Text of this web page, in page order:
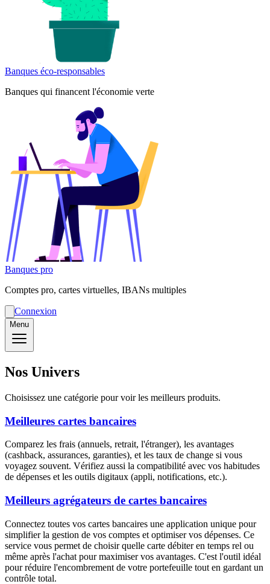
Banques éco-responsables
Banques qui financent l'économie verte
Banques pro
Comptes pro, cartes virtuelles, IBANs multiples
Connexion
Menu
Nos Univers
Choisissez une catégorie pour voir les meilleurs produits.
Meilleures cartes bancaires
Comparez les frais (annuels, retrait, l'étranger), les avantages
(cashback, assurances, garanties), et les taux de change si vous
voyagez souvent. Vérifiez aussi la compatibilité avec vos habitudes
de dépenses et les outils digitaux (appli, notifications, etc.).
Meilleurs agrégateurs de cartes bancaires
Connectez toutes vos cartes bancaires une application unique pour
simplifier la gestion de vos comptes et optimiser vos dépenses. Ce
service vous permet de choisir quelle carte débiter en temps rel ou
même après l'achat pour maximiser vos avantages. C'est l'outil idéal
pour réduire l'encombrement de votre portefeuille tout en gardant un
contrôle total.